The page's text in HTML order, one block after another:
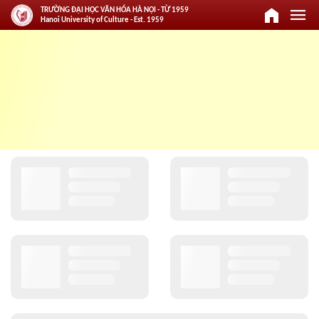
TRƯỜNG ĐẠI HỌC VĂN HÓA HÀ NỘI - TỪ 1959
Hanoi University of Culture - Est. 1959
home menu